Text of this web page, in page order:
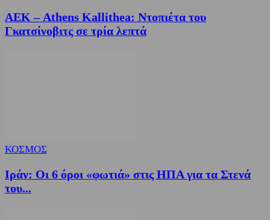
ΑΕΚ – Athens Kallithea: Ντοπιέτα του
Γκατσίνοβιτς σε τρία λεπτά
ΚΟΣΜΟΣ
Ιράν: Οι 6 όροι «φωτιά» στις ΗΠΑ για τα Στενά
του...